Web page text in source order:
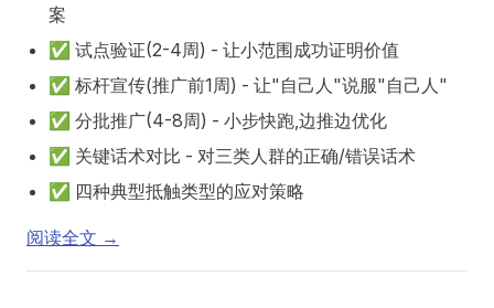
案
✅ 试点验证(2-4周) - 让小范围成功证明价值
✅ 标杆宣传(推广前1周) - 让"自己人"说服"自己人"
✅ 分批推广(4-8周) - 小步快跑,边推边优化
✅ 关键话术对比 - 对三类人群的正确/错误话术
✅ 四种典型抵触类型的应对策略
阅读全文 →